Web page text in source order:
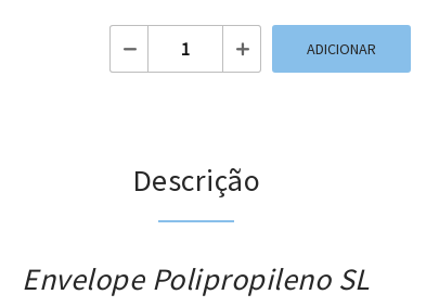
Quantidade de Envelope Polipropileno
ADICIONAR
Descrição
Envelope Polipropileno SL